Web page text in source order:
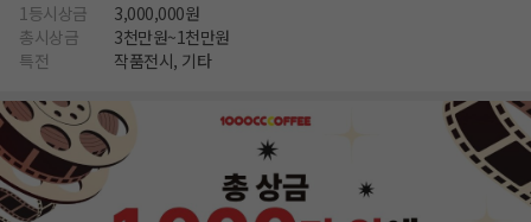
1등시상금
3,000,000원
총시상금
3천만원~1천만원
특전
작품전시, 기타